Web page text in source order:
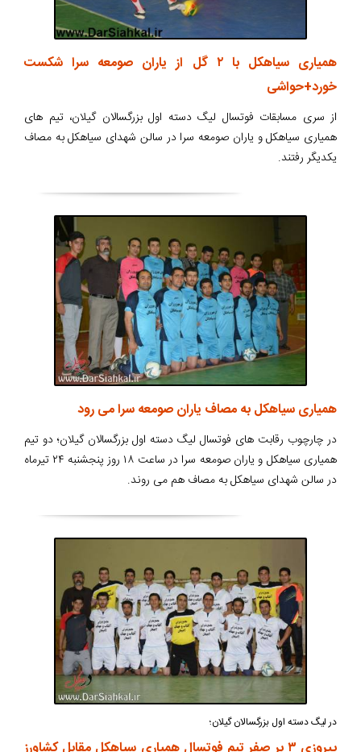
همیاری سیاهکل با ۲ گل از یاران صومعه سرا شکست
خورد+حواشی
از سری مسابقات فوتسال لیگ دسته اول بزرگسالان گیلان، تیم های
همیاری سیاهکل و یاران صومعه سرا در سالن شهدای سیاهکل به مصاف
یکدیگر رفتند.
همیاری سیاهکل به مصاف یاران صومعه سرا می رود
در چارچوب رقابت های فوتسال لیگ دسته اول بزرگسالان گیلان؛ دو تیم
همیاری سیاهکل و یاران صومعه سرا در ساعت ۱۸ روز پنجشنبه ۲۴ تیرماه
در سالن شهدای سیاهکل به مصاف هم می روند.
در لیگ دسته اول بزرگسالان گیلان؛